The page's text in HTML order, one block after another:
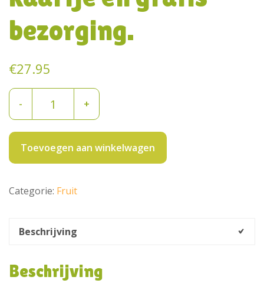
bezorging.
€27.95
-
incl
kaartje
en
bezorging.
+
Toevoegen aan winkelwagen
Categorie: Fruit
Beschrijving
Beschrijving